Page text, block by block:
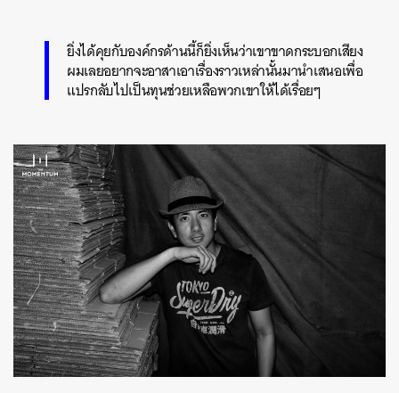
ยิ่งได้คุยกับองค์กรด้านนี้ก็ยิ่งเห็นว่าเขาขาดกระบอกเสียง
ผมเลยอยากจะอาสาเอาเรื่องราวเหล่านั้นมานำเสนอเพื่อ
แปรกลับไปเป็นทุนช่วยเหลือพวกเขาให้ได้เรื่อยๆ